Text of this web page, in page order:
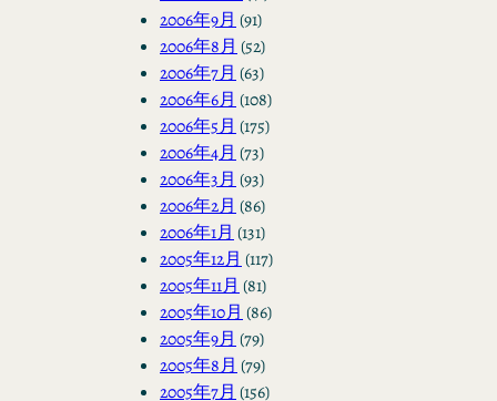
2006年9月 (91)
2006年8月 (52)
2006年7月 (63)
2006年6月 (108)
2006年5月 (175)
2006年4月 (73)
2006年3月 (93)
2006年2月 (86)
2006年1月 (131)
2005年12月 (117)
2005年11月 (81)
2005年10月 (86)
2005年9月 (79)
2005年8月 (79)
2005年7月 (156)